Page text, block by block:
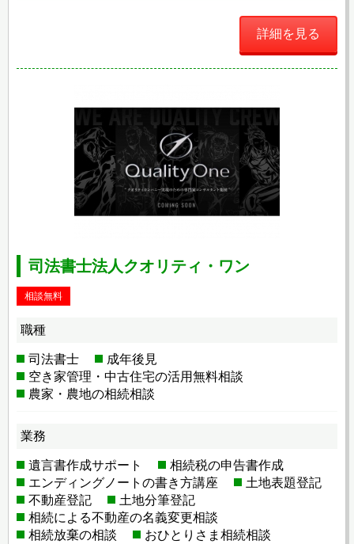
詳細を見る
司法書士法人クオリティ・ワン
相談無料
職種
司法書士
成年後見
空き家管理・中古住宅の活用無料相談
農家・農地の相続相談
業務
遺言書作成サポート
相続税の申告書作成
エンディングノートの書き方講座
土地表題登記
不動産登記
土地分筆登記
相続による不動産の名義変更相談
相続放棄の相談
おひとりさま相続相談